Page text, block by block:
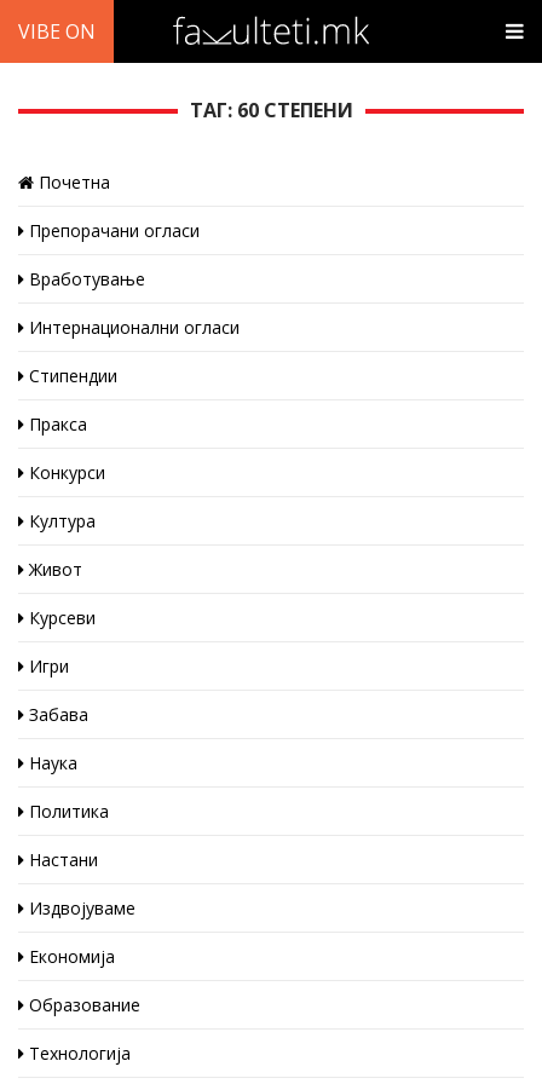
VIBE ON
ТАГ: 60 СТЕПЕНИ
Почетна
Препорачани огласи
Вработување
Интернационални огласи
Стипендии
Пракса
Конкурси
Култура
Живот
Курсеви
Игри
Забава
Наука
Политика
Настани
Издвојуваме
Економија
Образование
Технологија